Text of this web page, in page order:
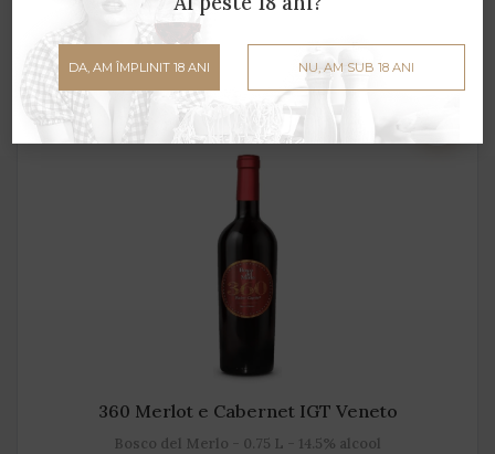
360 Merlot e Cabernet IGT Veneto
Bosco del Merlo - 0.75 L - 14.5% alcool
DA, AM ÎMPLINIT 18 ANI NU, AM SUB 18 ANI